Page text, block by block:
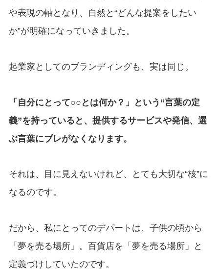
や表現の軸となり、自然と“どんな提案をしたい
か”が明確になっていきました。
起業家としてのブランディングも、実は同じ。
「自分にとって○○とは何か？」という“言葉の定
義”を持っていると、提供するサービスや発信、選
ぶ言葉にブレがなくなります。
それは、目に見えないけれど、とても大切な“核”に
なるのです。
だから、私にとってのデパートは、子供の頃から
「夢を売る場所」。百貨店を「夢を売る場所」と
定義づけしていたのです。